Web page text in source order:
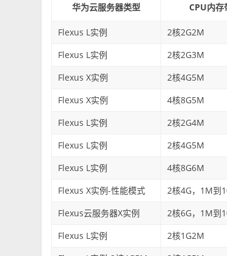
华为云服务器类型 CPU内存
Flexus L实例 2核2G2M
Flexus L实例
2核2G3M
Flexus X实例
2核4G5M
Flexus X实例
4核8G5M
Flexus L实例
2核2G4M
Flexus L实例
2核4G5M
Flexus L实例
4核8G6M
Flexus X实例-性能模式
2核4G，1M到
Flexus云服务器X实例
2核6G，1M到
Flexus L实例
2核1G2M